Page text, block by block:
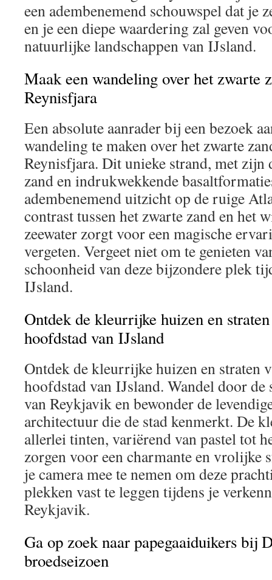
een adembenemend schouwspel dat je
en je een diepe waardering zal geven
natuurlijke landschappen van IJsland.
Maak een wandeling over het zwarte
Reynisfjara
Een absolute aanrader bij een bezoek
wandeling te maken over het zwarte
Reynisfjara. Dit unieke strand, met zijn
zand en indrukwekkende
adembenemend uitzicht op de ruige
contrast tussen het zwarte zand en het
zeewater zorgt voor een magische
vergeten. Vergeet niet om te genieten
schoonheid van deze bijzondere plek
IJsland.
Ontdek de kleurrijke huizen en
hoofdstad van IJsland
Ontdek de kleurrijke huizen en straten
hoofdstad van IJsland. Wandel door de
van Reykjavik en bewonder de
architectuur die de stad kenmerkt. De
allerlei tinten, variërend van pastel tot
zorgen voor een charmante en vrolijke
je camera mee te nemen om deze
plekken vast te leggen tijdens je
Reykjavik.
Ga op zoek naar papegaaiduikers bij
broedseizoen